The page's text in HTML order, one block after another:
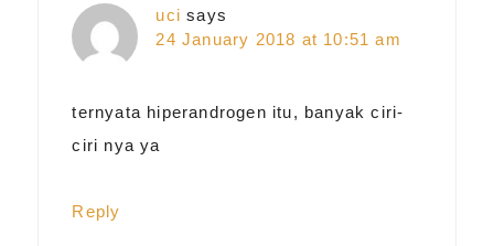
uci says
24 January 2018 at 10:51 am
ternyata hiperandrogen itu, banyak ciri-
ciri nya ya
Reply